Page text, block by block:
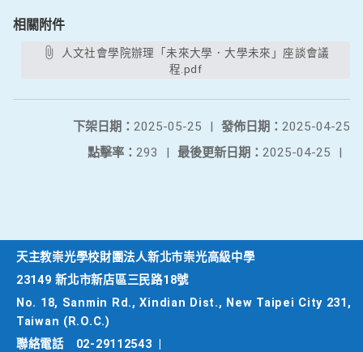
相關附件
程.pdf
發佈日期： 2025-04-25
下架日期： 2025-05-25
|
最後更新日期： 2025-04-25 |
點擊率： 293 |
天主教崇光學校財團法人新北市崇光高級中學
23149 新北市新店區三民路18號
No. 18, Sanmin Rd., Xindian Dist., New Taipei City 231,
Taiwan (R.O.C.)
聯絡電話
02-29112543